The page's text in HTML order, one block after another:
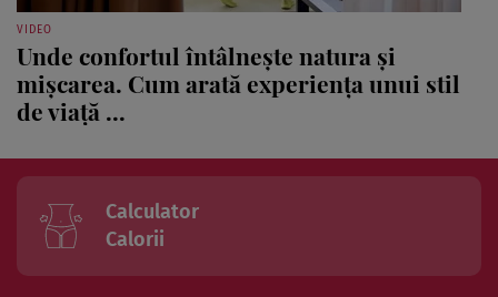
VIDEO
Unde confortul întâlnește natura și
mișcarea. Cum arată experiența unui stil
de viață ...
Calculator
Calorii